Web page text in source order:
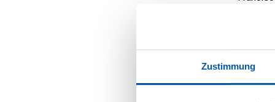
Zustimmung
MCB:
Ihre